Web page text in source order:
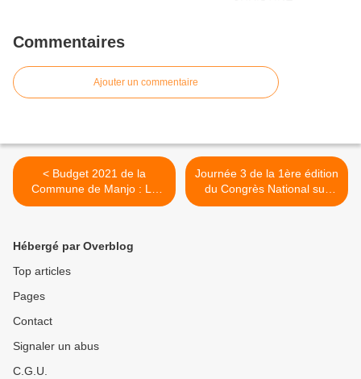
Commentaires
Ajouter un commentaire
< Budget 2021 de la
Commune de Manjo : La
mairesse Ekosso Njanjo
municipaux
Journée 3 de la 1ère édition
du Congrès National sur
L'Incubation d'Entreprises
Hébergé par Overblog
Top articles
Pages
Contact
Signaler un abus
C.G.U.